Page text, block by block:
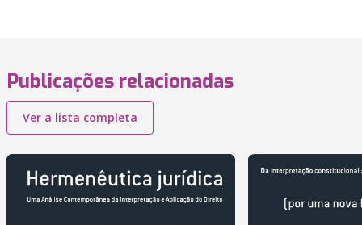
Publicações relacionadas
Ver a lista completa